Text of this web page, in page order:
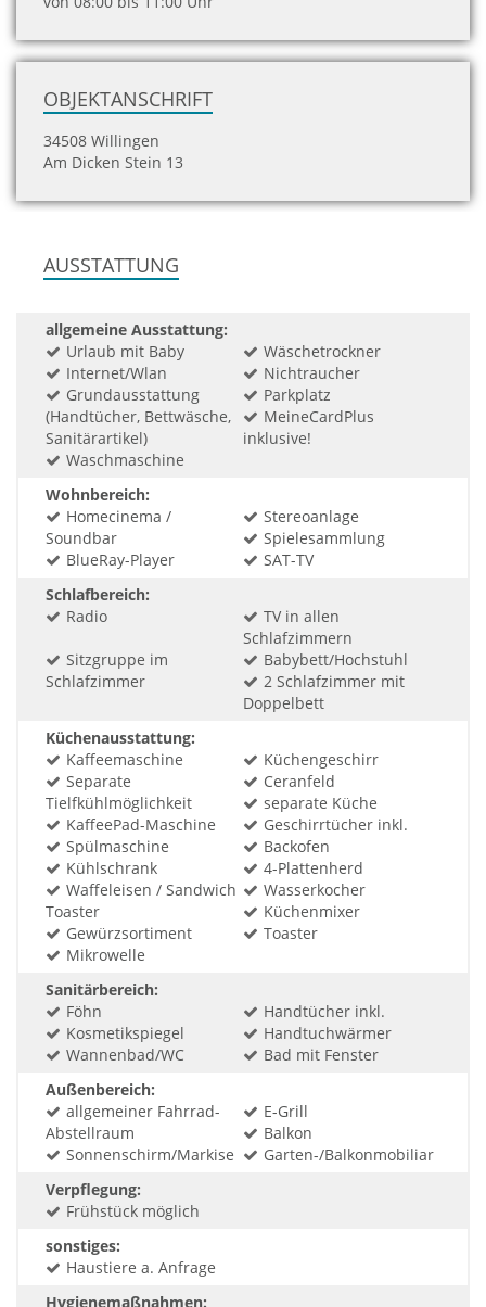
OBJEKTANSCHRIFT
34508 Willingen
Am Dicken Stein 13
AUSSTATTUNG
allgemeine Ausstattung:
Urlaub mit Baby
Wäschetrockner
Internet/Wlan
Nichtraucher
Grundausstattung
(Handtücher, Bettwäsche,
Sanitärartikel)
Parkplatz
MeineCardPlus
inklusive!
Waschmaschine
Wohnbereich:
Homecinema /
Soundbar
Stereoanlage
Spielesammlung
BlueRay-Player
SAT-TV
Schlafbereich:
Radio
TV in allen
Schlafzimmern
Sitzgruppe im
Schlafzimmer
Babybett/Hochstuhl
2 Schlafzimmer mit
Doppelbett
Küchenausstattung:
Kaffeemaschine
Küchengeschirr
Separate
Tielfkühlmöglichkeit
Ceranfeld
separate Küche
KaffeePad-Maschine
Geschirrtücher inkl.
Spülmaschine
Backofen
Kühlschrank
4-Plattenherd
Waffeleisen / Sandwich
Toaster
Wasserkocher
Küchenmixer
Gewürzsortiment
Toaster
Mikrowelle
Sanitärbereich:
Föhn
Handtücher inkl.
Kosmetikspiegel
Handtuchwärmer
Wannenbad/WC
Bad mit Fenster
Außenbereich:
allgemeiner Fahrrad-
Abstellraum
E-Grill
Balkon
Sonnenschirm/Markise
Garten-/Balkonmobiliar
Verpflegung:
Frühstück möglich
sonstiges:
Haustiere a. Anfrage
Hygienemaßnahmen: